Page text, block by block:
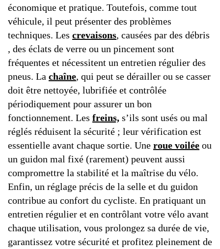
économique et pratique. Toutefois, comme tout
véhicule, il peut présenter des problèmes
techniques. Les crevaisons, causées par des débris
, des éclats de verre ou un pincement sont
fréquentes et nécessitent un entretien régulier des
pneus. La chaîne, qui peut se dérailler ou se casser
doit être nettoyée, lubrifiée et contrôlée
périodiquement pour assurer un bon
fonctionnement. Les freins, s’ils sont usés ou mal
réglés réduisent la sécurité ; leur vérification est
essentielle avant chaque sortie. Une roue voilée ou
un guidon mal fixé (rarement) peuvent aussi
compromettre la stabilité et la maîtrise du vélo.
Enfin, un réglage précis de la selle et du guidon
contribue au confort du cycliste. En pratiquant un
entretien régulier et en contrôlant votre vélo avant
chaque utilisation, vous prolongez sa durée de vie,
garantissez votre sécurité et profitez pleinement de